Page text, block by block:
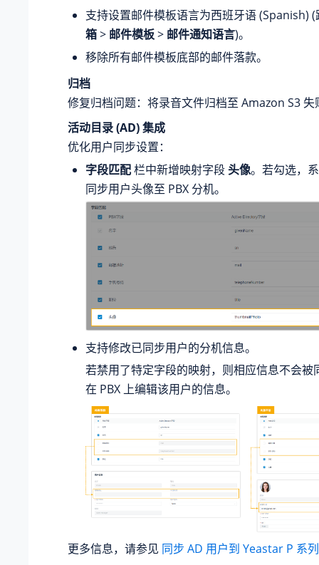
支持设置邮件模板语言为西班牙语 (Spanish) (
箱> 邮件模板> 邮件通知语言)。
移除所有邮件模板底部的邮件落款。
归档
修复归档问题：将录音文件归档至 Amazon S3 失
活动目录 (AD) 集成
优化用户同步设置：
字段匹配栏中新增映射字段 头像。若勾选，
同步用户头像至 PBX 分机。
支持修改已同步用户的分机信息。
若禁用了特定字段的映射，则相应信息不会被
在 PBX 上编辑该用户的信息。
更多信息，请参见 同步 AD 用户到 Yeastar P 系